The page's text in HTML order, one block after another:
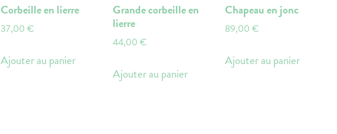
Corbeille en lierre
37,00 €
Ajouter au panier
Grande corbeille en
lierre
44,00€
Ajouter au panier
Chapeau en jonc
89,00€
Ajouter au panier